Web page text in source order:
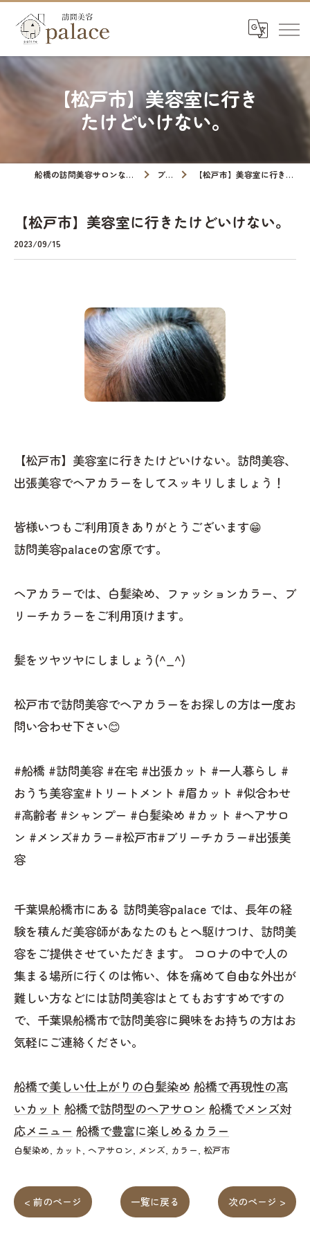
【松戸市】美容室に行き
たけどいけない。
船橋の訪問美容サロンなら訪問美容palace ブログ 【松戸市】美容室に行きたけどいけない。
【松戸市】美容室に行きたけどいけない。
2023/09/15
【松戸市】美容室に行きたけどいけない。訪問美容、
出張美容でヘアカラーをしてスッキリしましょう！
皆様いつもご利用頂きありがとうございます😁
訪問美容palaceの宮原です。
ヘアカラーでは、白髪染め、ファッションカラー、ブ
リーチカラーをご利用頂けます。
髪をツヤツヤにしましょう(^_^)
松戸市で訪問美容でヘアカラーをお探しの方は一度お
問い合わせ下さい😊
#船橋 #訪問美容 #在宅 #出張カット #一人暮らし #
おうち美容室#トリートメント #眉カット #似合わせ
#高齢者 #シャンプー #白髪染め #カット #ヘアサロ
ン #メンズ#カラー#松戸市#ブリーチカラー#出張美
容
千葉県船橋市にある 訪問美容palace では、長年の経
験を積んだ美容師があなたのもとへ駆けつけ、訪問美
容をご提供させていただきます。 コロナの中で人の
集まる場所に行くのは怖い、体を痛めて自由な外出が
難しい方などには訪問美容はとてもおすすめですの
で、千葉県船橋市で訪問美容に興味をお持ちの方はお
気軽にご連絡ください。
船橋で美しい仕上がりの白髪染め 船橋で再現性の高
いカット 船橋で訪問型のヘアサロン 船橋でメンズ対
応メニュー 船橋で豊富に楽しめるカラー
白髪染め カット ヘアサロン メンズ カラー 松戸市
< 前のページ 一覧に戻る 次のページ >